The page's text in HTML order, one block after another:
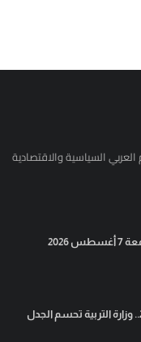
العربي السياسية والاقتصادية
برج الجدي .. حظك يوم الجمعة 7 أغسطس 2026
نتائج التوجيهي الأردن 2026.. وزارة التربية تحسم الجدل